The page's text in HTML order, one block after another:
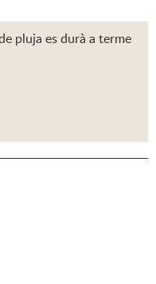
pluja es durà a terme